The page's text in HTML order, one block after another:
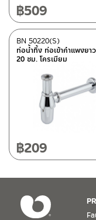
Color
Shiny chrome
BEN-fittings
Rasland-fittings
Status
Best seller(1)
Normal stock
Clearance sale
฿509
ท่อน้ำทิ้ง ท่อเข้ากำแพงยาว
20 ซม. โครเมียม
BN 50220(S)
฿209